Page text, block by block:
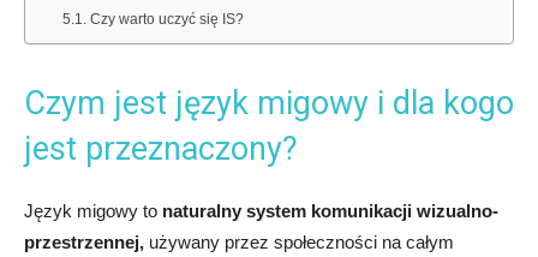
Czy warto uczyć się IS?
Czym jest język migowy i dla kogo
jest przeznaczony?
Język migowy to naturalny system komunikacji wizualno-
przestrzennej, używany przez społeczności na całym